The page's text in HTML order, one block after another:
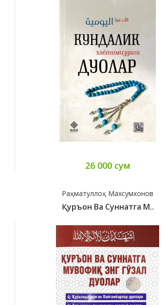
26 000 сум
Раҳматуллоҳ Махсумхонов
Қуръон Ва Суннатга М..